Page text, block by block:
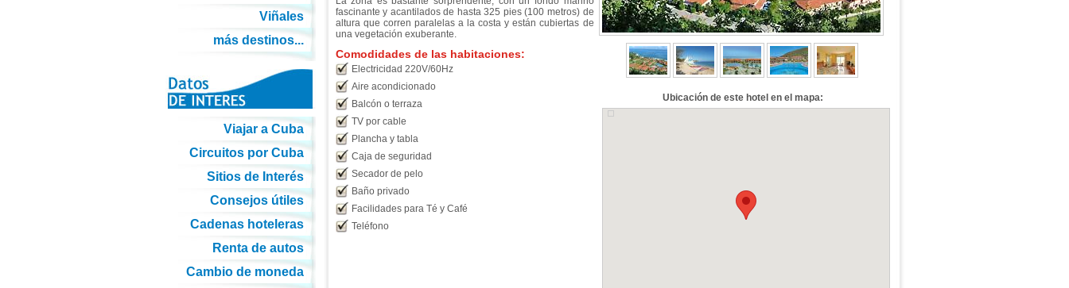
Ubicación de este hotel en el mapa:
fascinante y acantilados de hasta 325 pies (100 metros) de
altura que corren paralelas a la costa y están cubiertas de
una vegetación exuberante.
Comodidades de las habitaciones:
Electricidad 220V/60Hz
Aire acondicionado
Balcón o terraza
TV por cable
Plancha y tabla
Caja de seguridad
Secador de pelo
Baño privado
Facilidades para Té y Café
Teléfono
Viñales
más destinos...
Viajar a Cuba
Circuitos por Cuba
Sitios de Interés
Consejos útiles
Cadenas hoteleras
Renta de autos
Cambio de moneda